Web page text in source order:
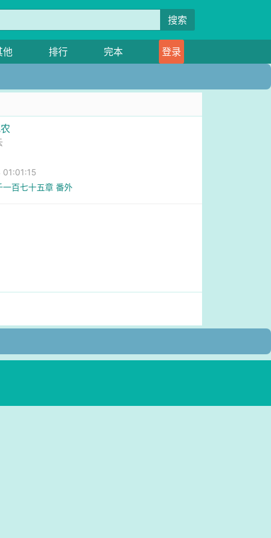
搜索
他 排行 完本 登录
01:01:15
一百七十五章 番外